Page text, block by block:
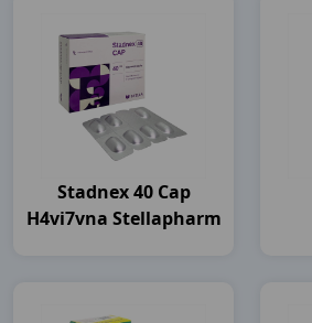
Stadnex 40 Cap
H4vi7vna Stellapharm